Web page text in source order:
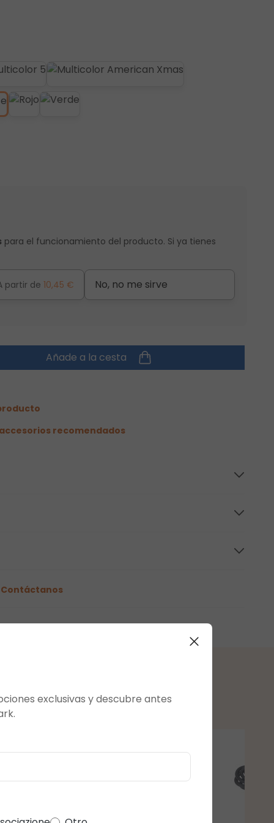
para el funcionamiento del producto. Si ya tienes
partir de10,45 € No, no me sirve
Añade a la cesta
recomendados
Contáctanos
exclusivas y descubre antes